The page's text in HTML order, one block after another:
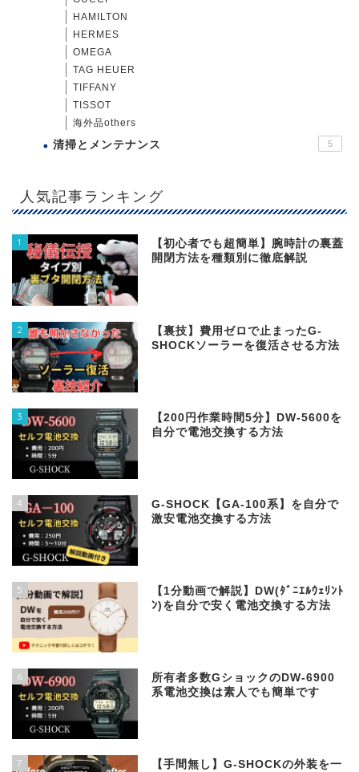
HAMILTON
HERMES
OMEGA
TAG HEUER
TIFFANY
TISSOT
海外品others
清掃とメンテナンス 5
人気記事ランキング
1
【初心者でも超簡単】腕時計の裏蓋
開閉方法を種類別に徹底解説
2
【裏技】費用ゼロで止まったG-
SHOCKソーラーを復活させる方法
3
【200円作業時間5分】DW‐5600を
自分で電池交換する方法
4
G-SHOCK【GA-100系】を自分で
激安電池交換する方法
5
【1分動画で解説】DW(ﾀﾞﾆｴﾙｳｪﾘﾝﾄ
ﾝ)を自分で安く電池交換する方法
6
所有者多数GショックのDW-6900
系電池交換は素人でも簡単です
7
【手間無し】G-SHOCKの外装を一